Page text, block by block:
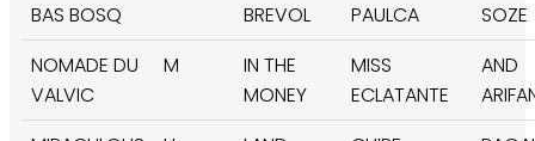
BAS BOSQ
BREVOL
PAULCA
SOZE
NOMADE DU
VALVIC
M
IN THE
MONEY
MISS
ECLATANTE
AND